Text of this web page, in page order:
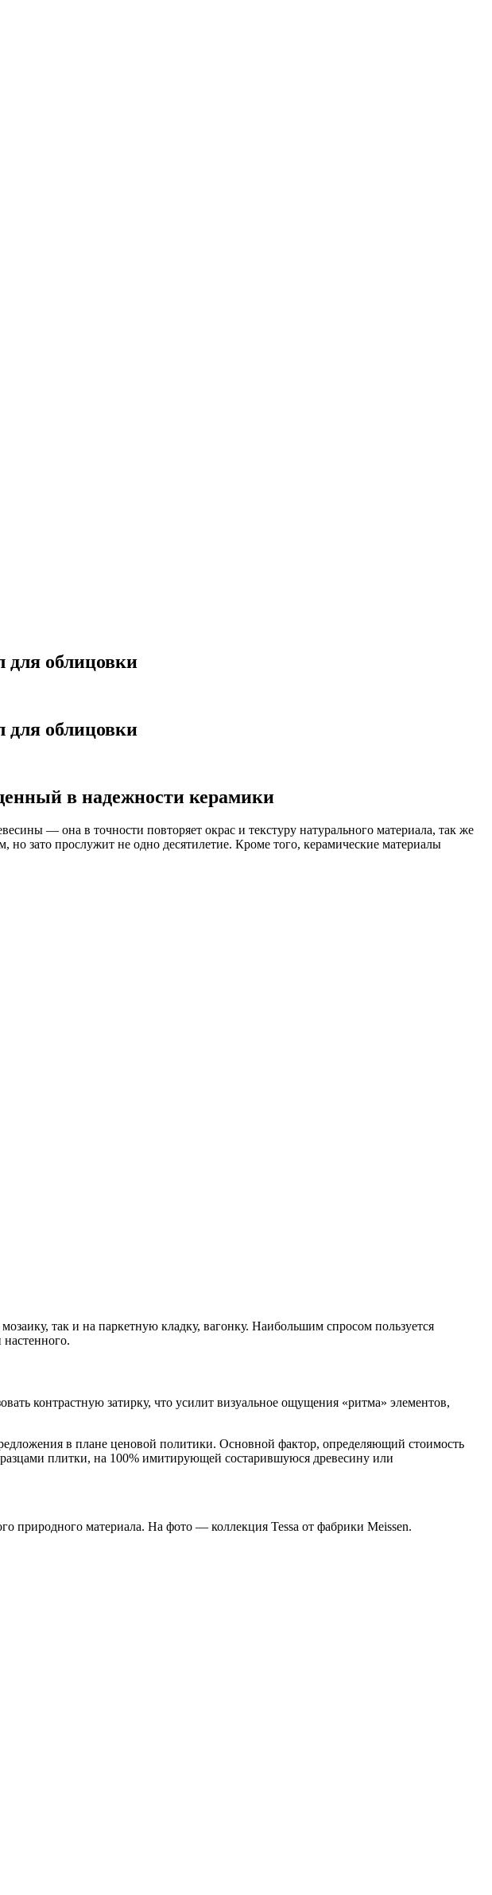
облицовки
облицовки
в надежности керамики
— она в точности повторяет окрас и текстуру натурального материала, так же
но зато прослужит не одно десятилетие. Кроме того, керамические материалы
так и на паркетную кладку, вагонку. Наибольшим спросом пользуется
контрастную затирку, что усилит визуальное ощущения «ритма» элементов,
в плане ценовой политики. Основной фактор, определяющий стоимость
плитки, на 100% имитирующей состарившуюся древесину или
природного материала. На фото — коллекция Tessa от фабрики Meissen.